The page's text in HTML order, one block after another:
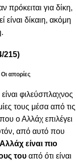
πρόκειται για δίκη,
είναι δίκαιη, ακόμη
215)
απορίες
φιλεύσπλαχνος
τους μέσα από τις
ο Αλλάχ επιλέγει
από αυτό που
είναι πιο
του από ότι είναι